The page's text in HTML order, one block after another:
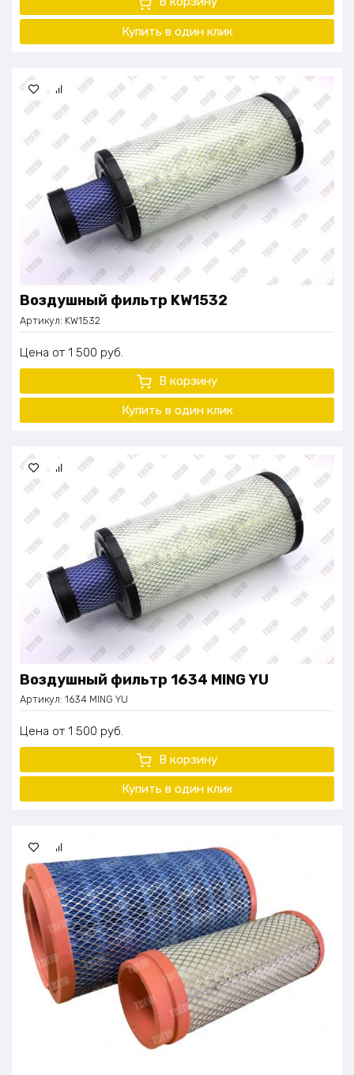
Купить в один клик
Воздушный фильтр KW1532
Артикул: KW1532
Цена 1 500 руб.
В корзину
Купить в один клик
Воздушный фильтр 1634 MING YU
Артикул: 1634 MING YU
Цена 1 500 руб.
В корзину
Купить в один клик